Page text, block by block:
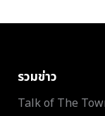
รวมข่าว
Talk of The